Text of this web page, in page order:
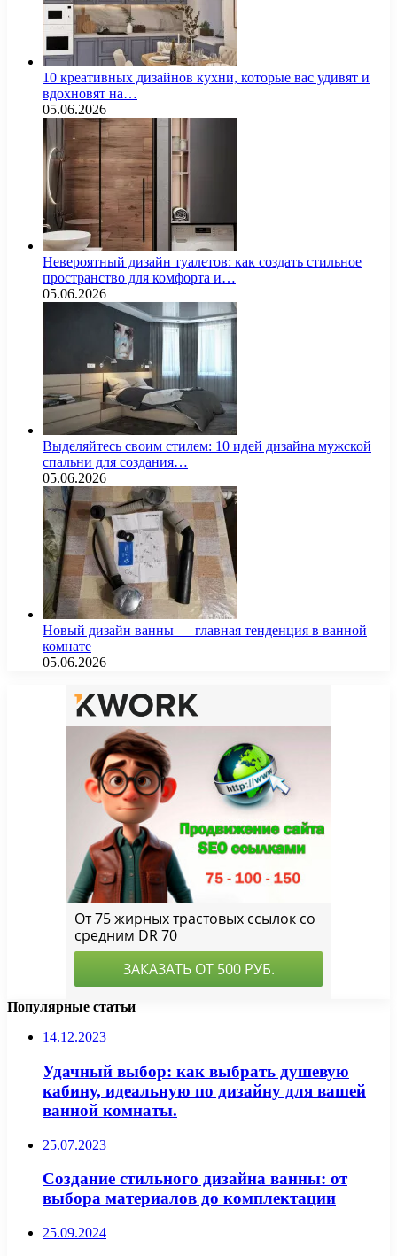
10 креативных дизайнов кухни, которые вас удивят и
вдохновят на…
05.06.2026
Невероятный дизайн туалетов: как создать стильное
пространство для комфорта и…
05.06.2026
Выделяйтесь своим стилем: 10 идей дизайна мужской
спальни для создания…
05.06.2026
Новый дизайн ванны — главная тенденция в ванной
комнате
05.06.2026
Популярные статьи
14.12.2023
Удачный выбор: как выбрать душевую
кабину, идеальную по дизайну для вашей
ванной комнаты.
25.07.2023
Создание стильного дизайна ванны: от
выбора материалов до комплектации
25.09.2024